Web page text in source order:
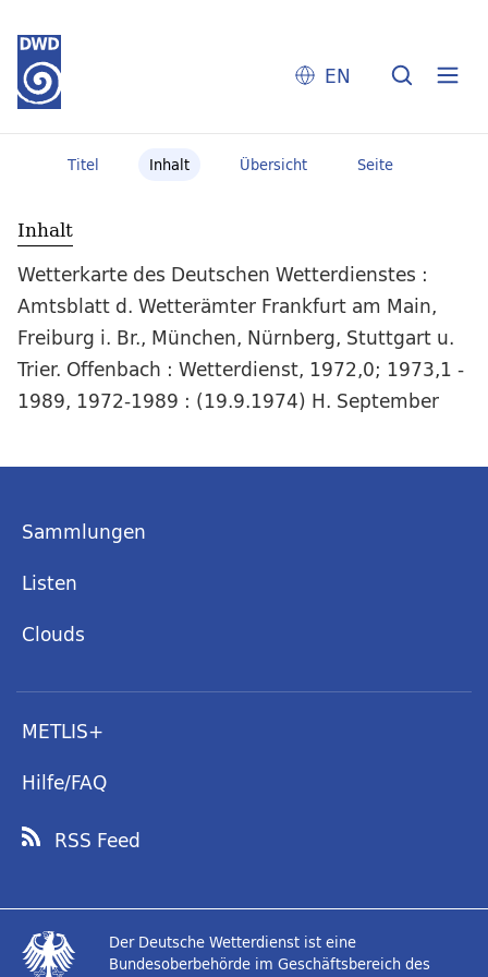
EN
Titel Inhalt Übersicht Seite
Inhalt
Wetterkarte des Deutschen Wetterdienstes :
Amtsblatt d. Wetterämter Frankfurt am Main,
Freiburg i. Br., München, Nürnberg, Stuttgart u.
Trier. Offenbach : Wetterdienst, 1972,0; 1973,1 -
1989, 1972-1989 : (19.9.1974) H. September
Sammlungen
Listen
Clouds
METLIS+
Hilfe/FAQ
RSS Feed
Der Deutsche Wetterdienst ist eine
Bundesoberbehörde im Geschäftsbereich des